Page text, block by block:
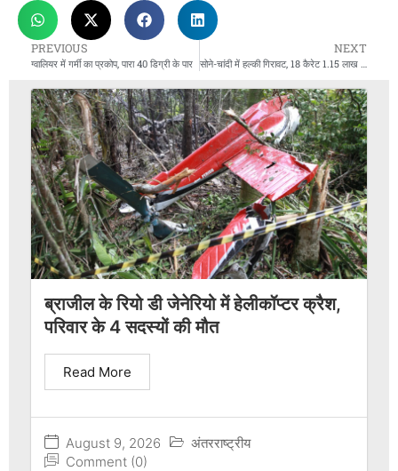
PREVIOUS
ग्वालियर में गर्मी का प्रकोप, पारा 40 डिग्री के पार
NEXT
सोने-चांदी में हल्की गिरावट, 18 कैरेट 1.15 लाख पर
ब्राजील के रियो डी जेनेरियो में हेलीकॉप्टर क्रैश,
परिवार के 4 सदस्यों की मौत
August 9, 2026
अंतरराष्ट्रीय
Comment (0)
Read More